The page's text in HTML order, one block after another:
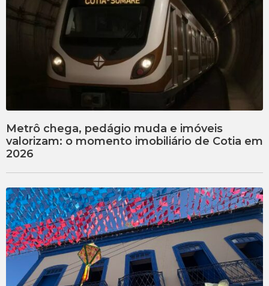
Metrô chega, pedágio muda e imóveis
valorizam: o momento imobiliário de Cotia em
2026